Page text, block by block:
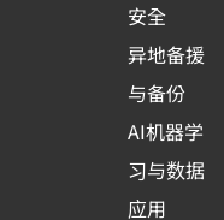
安全
异地备援
与备份
AI机器学
习与数据
应用